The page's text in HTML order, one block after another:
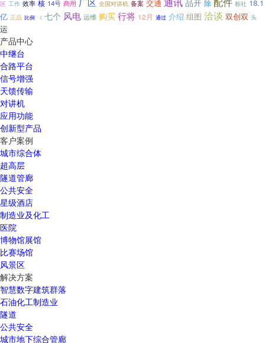
区 工作 效率 核 14号 商用 全国对讲机 备案 交通 品开 除 栎社 18.1
亿 正品 比例 《 七个 风电 运维 购买 行将 12月 通过 介绍 组图 洽谈 双创双 头
运
产品中心
中继台
合路平台
信号增强
天馈传输
对讲机
应用功能
创新型产品
客户案例
城市综合体
超高层
隧道管廊
公共安全
星级酒店
制造业及化工
医院
博物馆展馆
比赛场馆
风景区
解决方案
智慧数字建筑群落
石油化工制造业
隧道
公共安全
城市地下综合管廊